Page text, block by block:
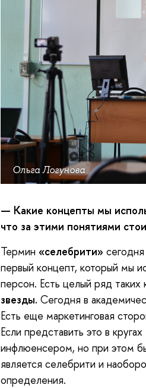
Ольга Логунова
— Какие концепты мы
что за этими понятиями
Термин «селебрити»
первый концепт, который мы
персон. Есть целый ряд таких
звезды. Сегодня в
Есть еще маркетинговая
Если представить это в
инфлюенсером, но при этом
является селебрити и
определения.